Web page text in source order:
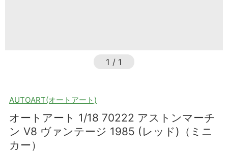
1 / 1
AUTOART(オートアート)
オートアート 1/18 70222 アストンマーチ
ン V8 ヴァンテージ 1985 (レッド)（ミニ
カー）